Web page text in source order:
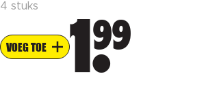
4 stuks
VOEG TOE 1 99